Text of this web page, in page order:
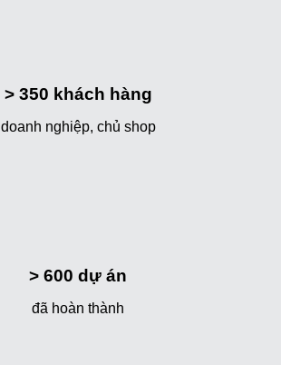
> 350 khách hàng
doanh nghiệp, chủ shop
> 600 dự án
đã hoàn thành